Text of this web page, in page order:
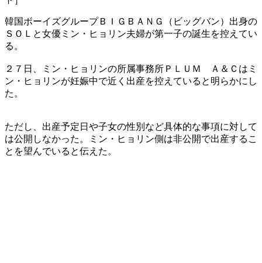
韓国ボーイズグループＢＩＧＢＡＮＧ（ビッグバン）出身の
ＳＯＬと女優ミン・ヒョリン夫婦が第一子の誕生を控えてい
る。
２７日、ミン・ヒョリンの所属事務所ＰＬＵＭ Ａ＆Ｃはミ
ン・ヒョリンが妊娠中で近く出産を控えていると明らかにし
た。
ただし、出産予定日や子女の性別など具体的な事項に対して
は公開しなかった。ミン・ヒョリン側は非公開で出産するこ
とを望んでいると伝えた。